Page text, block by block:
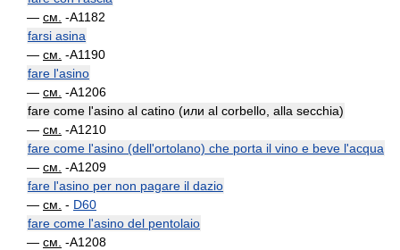
— см. -A1182
farsi asina
— см. -A1190
fare l'asino
— см. -A1206
fare come l'asino al catino (или al corbello, alla secchia)
— см. -A1210
fare come l'asino (dell'ortolano) che porta il vino e beve l'acqua
— см. -A1209
fare l'asino per non pagare il dazio
— см. - D60
fare come l'asino del pentolaio
— см. -A1208